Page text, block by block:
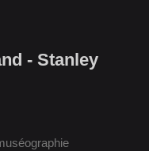
- Stanley